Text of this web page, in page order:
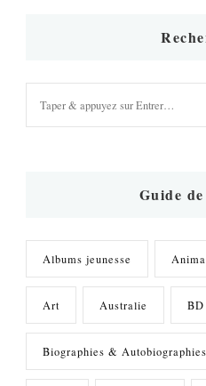
Guide
Albums jeunesse
Art Australie BD
Biographies & Autobiographies